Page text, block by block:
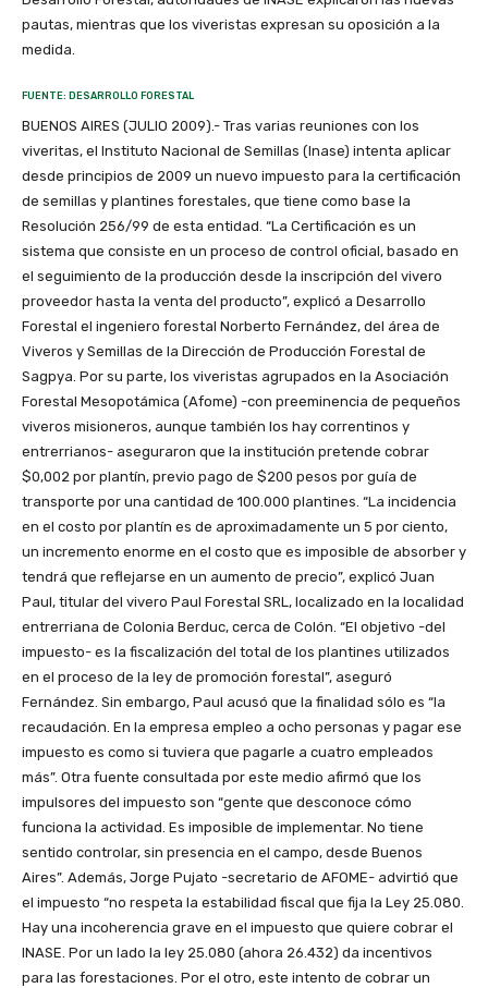
pautas, mientras que los viveristas expresan su oposición a la
medida.
FUENTE: DESARROLLO FORESTAL
BUENOS AIRES (JULIO 2009).- Tras varias reuniones con los
viveritas, el Instituto Nacional de Semillas (Inase) intenta aplicar
desde principios de 2009 un nuevo impuesto para la certificación
de semillas y plantines forestales, que tiene como base la
Resolución 256/99 de esta entidad. “La Certificación es un
sistema que consiste en un proceso de control oficial, basado en
el seguimiento de la producción desde la inscripción del vivero
proveedor hasta la venta del producto”, explicó a Desarrollo
Forestal el ingeniero forestal Norberto Fernández, del área de
Viveros y Semillas de la Dirección de Producción Forestal de
Sagpya. Por su parte, los viveristas agrupados en la Asociación
Forestal Mesopotámica (Afome) -con preeminencia de pequeños
viveros misioneros, aunque también los hay correntinos y
entrerrianos- aseguraron que la institución pretende cobrar
$0,002 por plantín, previo pago de $200 pesos por guía de
transporte por una cantidad de 100.000 plantines. “La incidencia
en el costo por plantín es de aproximadamente un 5 por ciento,
un incremento enorme en el costo que es imposible de absorber y
tendrá que reflejarse en un aumento de precio”, explicó Juan
Paul, titular del vivero Paul Forestal SRL, localizado en la localidad
entrerriana de Colonia Berduc, cerca de Colón. “El objetivo -del
impuesto- es la fiscalización del total de los plantines utilizados
en el proceso de la ley de promoción forestal”, aseguró
Fernández. Sin embargo, Paul acusó que la finalidad sólo es “la
recaudación. En la empresa empleo a ocho personas y pagar ese
impuesto es como si tuviera que pagarle a cuatro empleados
más”. Otra fuente consultada por este medio afirmó que los
impulsores del impuesto son “gente que desconoce cómo
funciona la actividad. Es imposible de implementar. No tiene
sentido controlar, sin presencia en el campo, desde Buenos
Aires”. Además, Jorge Pujato -secretario de AFOME- advirtió que
el impuesto “no respeta la estabilidad fiscal que fija la Ley 25.080.
Hay una incoherencia grave en el impuesto que quiere cobrar el
INASE. Por un lado la ley 25.080 (ahora 26.432) da incentivos
para las forestaciones. Por el otro, este intento de cobrar un